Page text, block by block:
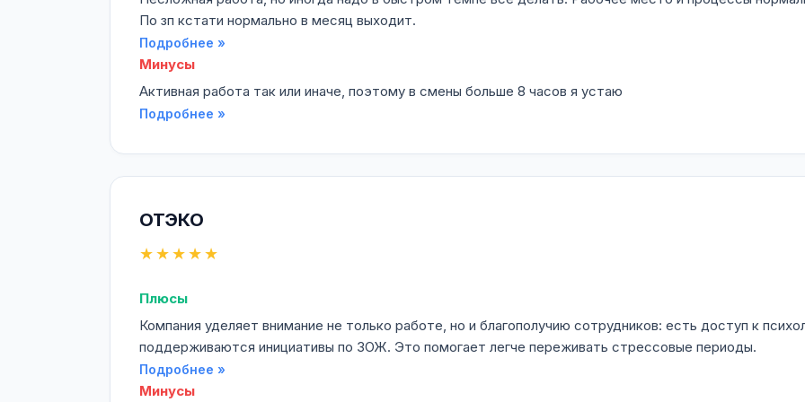
По зп кстати нормально в месяц выходит.
Подробнее »
Минусы
Активная работа так или иначе, поэтому в смены больше 8 часов я устаю
Подробнее »
ОТЭКО
★★★★★
Плюсы
Компания уделяет внимание не только работе, но и благополучию сотрудников: есть доступ к
поддерживаются инициативы по ЗОЖ. Это помогает легче переживать стрессовые периоды.
Подробнее »
Минусы